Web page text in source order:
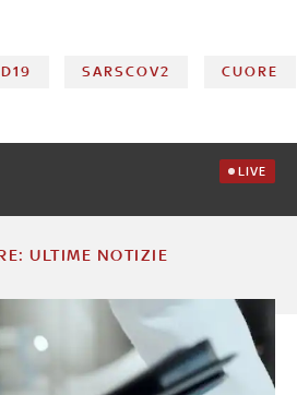
SARSCOV2 CUORE
LIVE
ULTIME NOTIZIE